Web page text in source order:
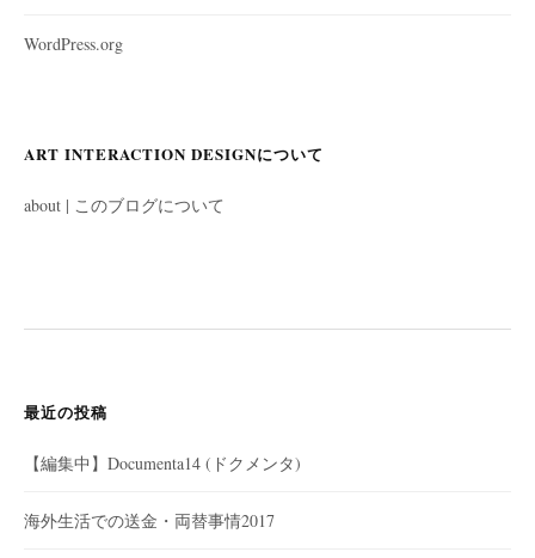
WordPress.org
ART INTERACTION DESIGNについて
about | このブログについて
最近の投稿
【編集中】Documenta14 (ドクメンタ)
海外生活での送金・両替事情2017